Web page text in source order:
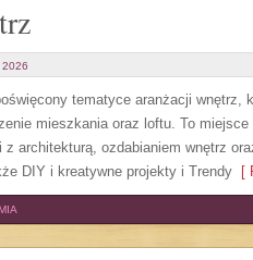
2026
tematyce aranżacji wnętrz,
mieszkania oraz loftu. To
architekturą, ozdabianiem wnętrz
DIY i kreatywne projekty i Trendy [